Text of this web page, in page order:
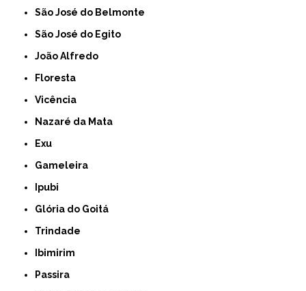
São José do Belmonte
São José do Egito
João Alfredo
Floresta
Vicência
Nazaré da Mata
Exu
Gameleira
Ipubi
Glória do Goitá
Trindade
Ibimirim
Passira